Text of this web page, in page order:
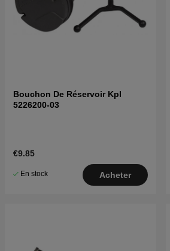
Bouchon De Réservoir Kpl
5226200-03
€9.85
En stock Acheter